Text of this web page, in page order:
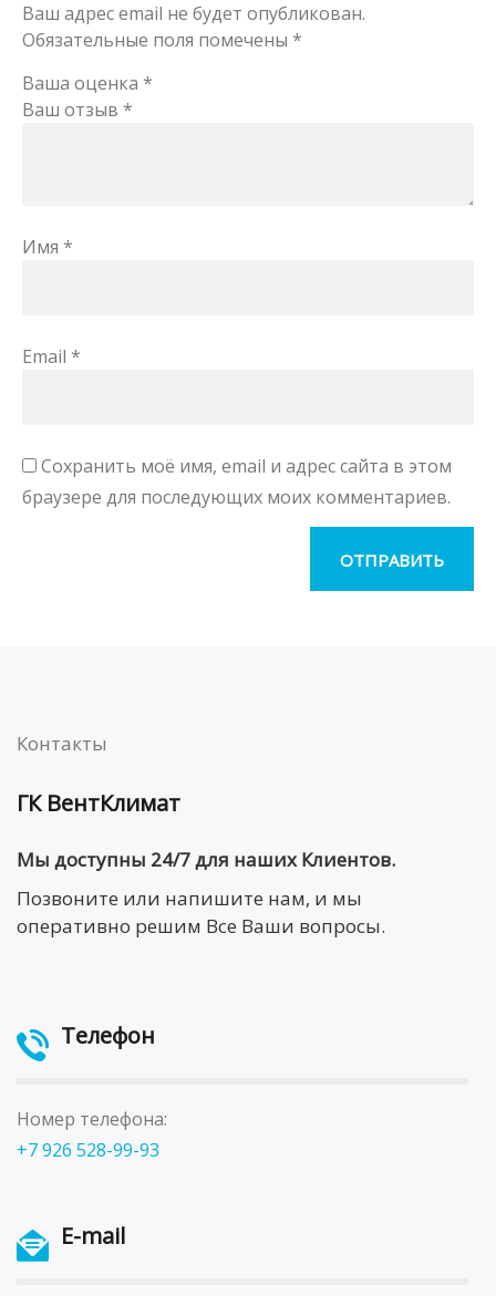
Ваш адрес email не будет опубликован.
Обязательные поля помечены *
Ваша оценка *
Ваш отзыв *
Имя *
Email *
Сохранить моё имя, email и адрес сайта в этом
браузере для последующих моих комментариев.
Контакты
ГК ВентКлимат
Мы доступны 24/7 для наших Клиентов.
Позвоните или напишите нам, и мы
оперативно решим Все Ваши вопросы.
Телефон
Номер телефона:
+7 926 528-99-93
E-mail